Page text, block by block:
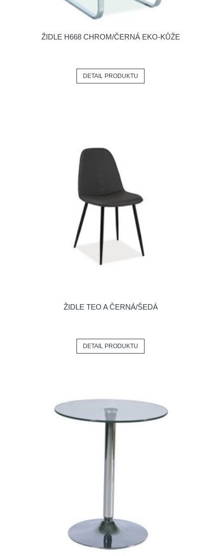
ŽIDLE H668 CHROM/ČERNÁ EKO-KŮŽE
DETAIL PRODUKTU
ŽIDLE TEO A ČERNÁ/ŠEDÁ
DETAIL PRODUKTU